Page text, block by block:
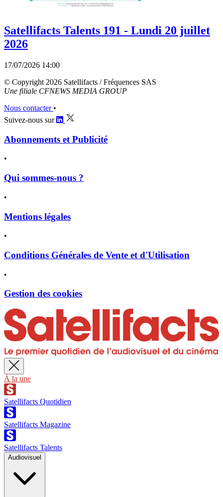
Satellifacts Talents 191 - Lundi 20 juillet
2026
17/07/2026 14:00
© Copyright 2026 Satellifacts / Fréquences SAS
Une filiale CFNEWS MEDIA GROUP
Nous contacter •
Suivez-nous sur
Abonnements et Publicité
•
Qui sommes-nous ?
•
Mentions légales
•
Conditions Générales de Vente et d'Utilisation
•
Gestion des cookies
À la une
Satellifacts Quotidien
Satellifacts Magazine
Satellifacts Talents
Audiovisuel